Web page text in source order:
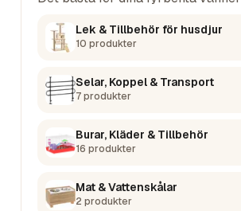
Lek & Tillbehör för husdjur
10 produkter
Selar, Koppel & Transport
7produkter
Burar, Kläder & Tillbehör
16 produkter
Mat & Vattenskålar
2 produkter